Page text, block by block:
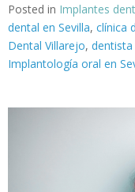
Posted in Implantes
dental en Sevilla, clínica
Dental Villarejo, dentista
Implantología oral en